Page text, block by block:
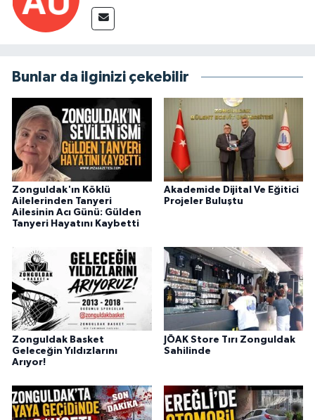
Bunlar da ilginizi çekebilir
Zonguldak'ın Köklü
Ailelerinden Tanyeri
Ailesinin Acı Günü: Gülden
Tanyeri Hayatını Kaybetti
Akademide Dijital Ve Eğitici
Projeler Buluştu
Zonguldak Basket
Geleceğin Yıldızlarını
Arıyor!
JÖAK Store Tırı Zonguldak
Sahilinde